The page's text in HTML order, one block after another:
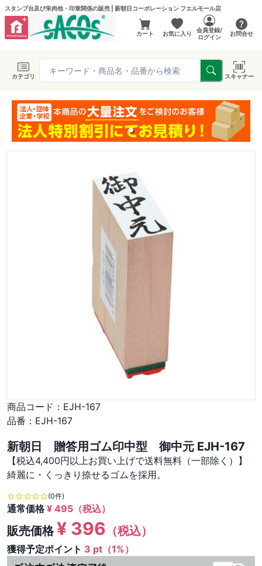
スタンプ台及び朱肉他・印章関係の販売 | 新朝日コーポレーション フエルモール店
カート お気に入り
会員登録/
ログイン
お問合せ
カテゴリ スキャナー
商品コード： EJH-167
品番： EJH-167
新朝日 贈答用ゴム印中型 御中元 EJH-167
【税込4,400円以上お買い上げで送料無料（一部除く）】
綺麗に・くっきり捺せるゴムを採用。
(0件)
通常価格¥ 495 （税込）
販売価格¥ 396 （税込）
獲得予定ポイント 3 pt（1%）